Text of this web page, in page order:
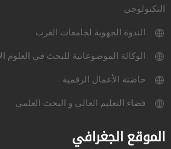
التكنولوجي
الندوة الجهوية لجامعات الغرب
الوكالة الموضوعاتية للبحث في العلوم
حاضنة الأعمال الرقمية
فضاء التعليم العالي و البحث العلمي
الموقع الجغرافي